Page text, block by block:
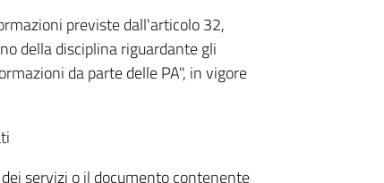
previste dall'articolo 32,
della disciplina riguardante gli
da parte delle PA", in vigore
servizi o il documento contenente